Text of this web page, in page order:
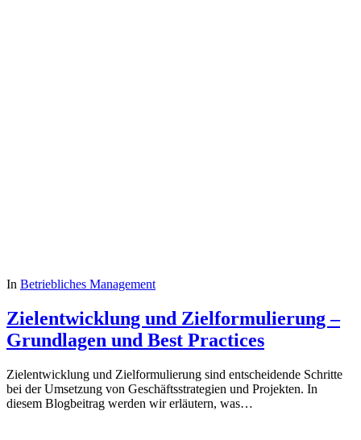
In Betriebliches Management
Zielentwicklung und Zielformulierung –
Grundlagen und Best Practices
Zielentwicklung und Zielformulierung sind entscheidende Schritte
bei der Umsetzung von Geschäftsstrategien und Projekten. In
diesem Blogbeitrag werden wir erläutern, was…